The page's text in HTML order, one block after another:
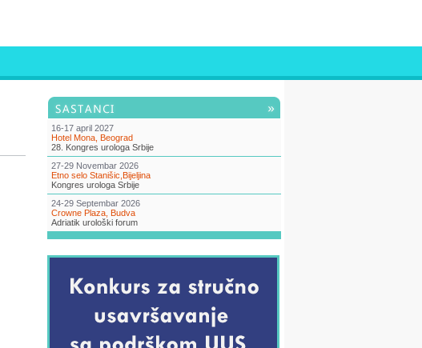
16-17 april 2027
Hotel Mona, Beograd
28. Kongres urologa Srbije
27-29 Novembar 2026
Etno selo Stanišic,Bijeljina
Kongres urologa Srbije
24-29 Septembar 2026
Crowne Plaza, Budva
Adriatik urološki forum